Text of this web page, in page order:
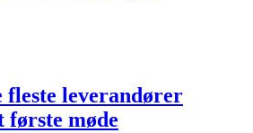
leverandører
første møde